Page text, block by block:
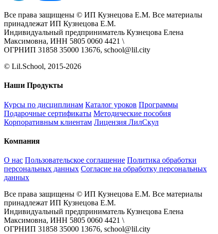
Все права защищены © ИП Кузнецова Е.М. Все материалы
принадлежат ИП Кузнецова Е.М.
Индивидуальный предприниматель Кузнецова Елена
Максимовна, ИНН 5805 0060 4421 \
ОГРНИП 31858 35000 13676, school@lil.city
© Lil.School, 2015‐2026
Наши Продукты
Курсы по дисциплинам Каталог уроков Программы
Подарочные сертификаты Методические пособия
Корпоративным клиентам Лицензия ЛилСкул
Компания
О нас Пользовательское соглашение Политика обработки
персональных данных Согласие на обработку персональных
данных
Все права защищены © ИП Кузнецова Е.М. Все материалы
принадлежат ИП Кузнецова Е.М.
Индивидуальный предприниматель Кузнецова Елена
Максимовна, ИНН 5805 0060 4421 \
ОГРНИП 31858 35000 13676, school@lil.city